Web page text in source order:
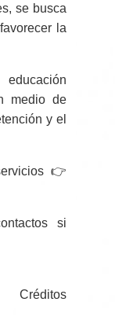
se busca
la
medio de
y el
👉
si